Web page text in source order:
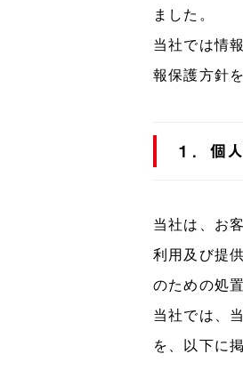
ました。
当社では情
報保護方針
１．個
当社は、お
利用及び提
のための処
当社では、
を、以下に